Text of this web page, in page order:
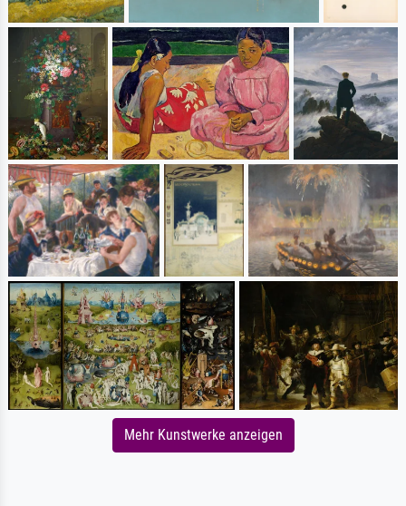
Mehr Kunstwerke anzeigen